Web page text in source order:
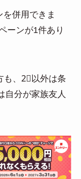
併用できま
ーンが1件あり
も、2⃣以外は条
自分が家族友人